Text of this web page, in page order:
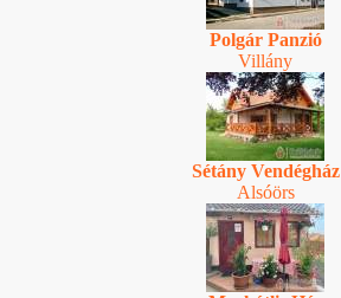
Polgár Panzió
Villány
Sétány Vendégház
Alsóörs